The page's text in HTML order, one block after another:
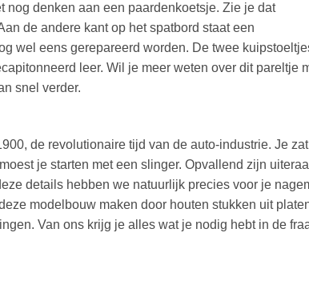
nog denken aan een paardenkoetsje. Zie je dat
de andere kant op het spatbord staat een
wel eens gerepareerd worden. De twee
leer. Wil je meer weten over dit pareltje
snel verder.
de revolutionaire tijd van de auto-industrie. Je zat
je starten met een slinger. Opvallend zijn
details hebben we natuurlijk precies voor je
modelbouw maken door houten stukken uit
Van ons krijg je alles wat je nodig hebt in de